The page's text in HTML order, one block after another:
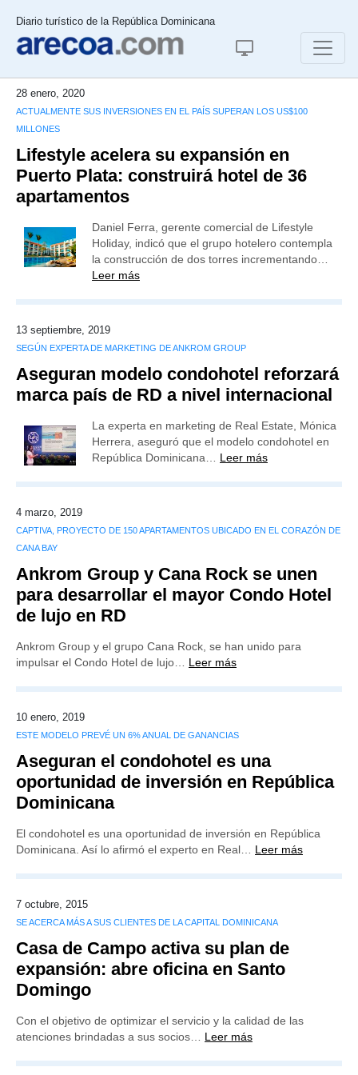
Diario turístico de la República Dominicana
28 enero, 2020
ACTUALMENTE SUS INVERSIONES EN EL PAÍS SUPERAN LOS US$100
MILLONES
Lifestyle acelera su expansión en
Puerto Plata: construirá hotel de 36
apartamentos
Daniel Ferra, gerente comercial de Lifestyle
Holiday, indicó que el grupo hotelero contempla
la construcción de dos torres incrementando…
Leer más
13 septiembre, 2019
SEGÚN EXPERTA DE MARKETING DE ANKROM GROUP
Aseguran modelo condohotel reforzará
marca país de RD a nivel internacional
La experta en marketing de Real Estate, Mónica
Herrera, aseguró que el modelo condohotel en
República Dominicana… Leer más
4 marzo, 2019
CAPTIVA, PROYECTO DE 150 APARTAMENTOS UBICADO EN EL CORAZÓN DE
CANA BAY
Ankrom Group y Cana Rock se unen
para desarrollar el mayor Condo Hotel
de lujo en RD
Ankrom Group y el grupo Cana Rock, se han unido para
impulsar el Condo Hotel de lujo… Leer más
10 enero, 2019
ESTE MODELO PREVÉ UN 6% ANUAL DE GANANCIAS
Aseguran el condohotel es una
oportunidad de inversión en República
Dominicana
El condohotel es una oportunidad de inversión en República
Dominicana. Así lo afirmó el experto en Real… Leer más
7 octubre, 2015
SE ACERCA MÁS A SUS CLIENTES DE LA CAPITAL DOMINICANA
Casa de Campo activa su plan de
expansión: abre oficina en Santo
Domingo
Con el objetivo de optimizar el servicio y la calidad de las
atenciones brindadas a sus socios… Leer más